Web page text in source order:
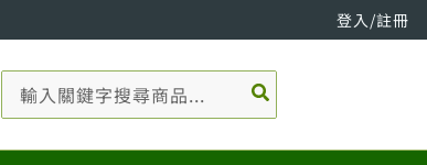
登入/註冊
尋：